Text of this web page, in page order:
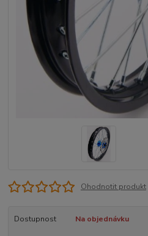
Ohodnotit produkt
Dostupnost Na objednávku